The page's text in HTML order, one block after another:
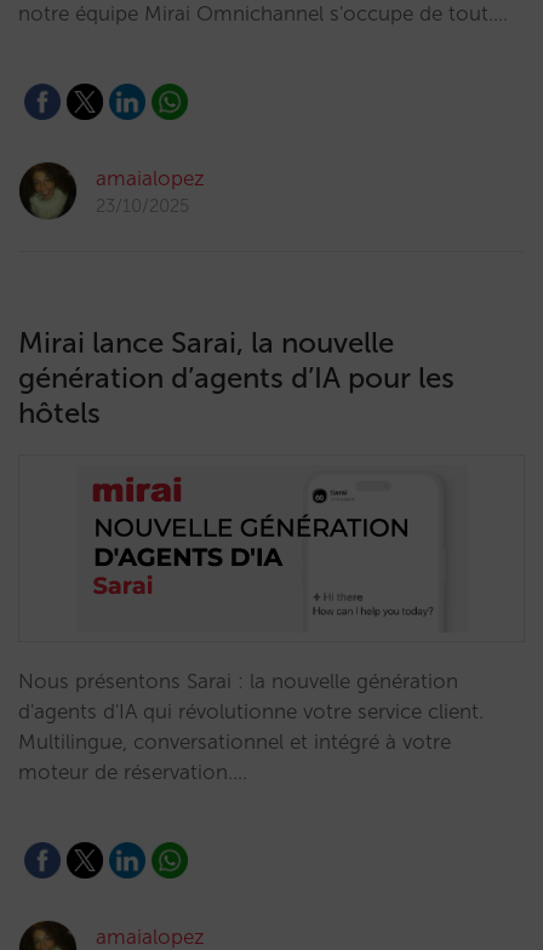
notre équipe Mirai Omnichannel s'occupe de tout.…
amaialopez
23/10/2025
Mirai lance Sarai, la nouvelle
génération d’agents d’IA pour les
hôtels
Nous présentons Sarai : la nouvelle génération
d'agents d'IA qui révolutionne votre service client.
Multilingue, conversationnel et intégré à votre
moteur de réservation.…
amaialopez